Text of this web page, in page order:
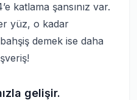
katlama şansınız var.
yüz, o kadar
demek ise daha
gelişir.